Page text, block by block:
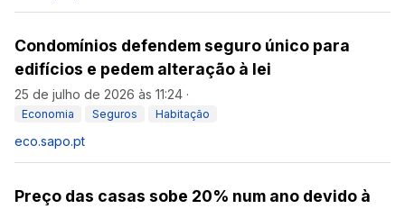
Condomínios defendem seguro único para
edifícios e pedem alteração à lei
25 de julho de 2026 às 11:24 ·
Economia Seguros Habitação
eco.sapo.pt
Preço das casas sobe 20% num ano devido à